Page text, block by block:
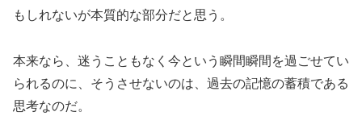
もしれないが本質的な部分だと思う。
本来なら、迷うこともなく今という瞬間瞬間を過ごせてい
られるのに、そうさせないのは、過去の記憶の蓄積である
思考なのだ。